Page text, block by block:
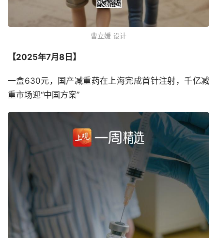
曹立媛 设计
【2025年7月8日】
一盒630元，国产减重药在上海完成首针注射，千亿减
重市场迎“中国方案”